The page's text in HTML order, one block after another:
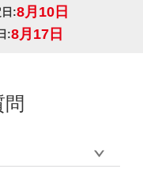
:8月10日
:8月17日